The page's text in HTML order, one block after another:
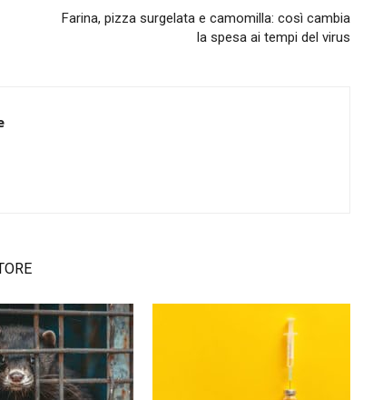
Farina, pizza surgelata e camomilla: così cambia
la spesa ai tempi del virus